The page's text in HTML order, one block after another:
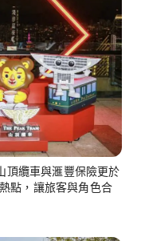
頂纜車與滙豐保險更於
點，讓旅客與角色合